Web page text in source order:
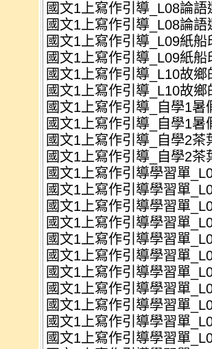
國文1上寫作引導_L08論語
國文1上寫作引導_L08論語
國文1上寫作引導_L09紙船
國文1上寫作引導_L09紙船
國文1上寫作引導_L10故
國文1上寫作引導_L10故
國文1上寫作引導_自學1暑
國文1上寫作引導_自學1暑
國文1上寫作引導_自學2茶
國文1上寫作引導_自學2茶
國文1上寫作引導學習單
國文1上寫作引導學習單
國文1上寫作引導學習單
國文1上寫作引導學習單
國文1上寫作引導學習單
國文1上寫作引導學習單
國文1上寫作引導學習單
國文1上寫作引導學習單
國文1上寫作引導學習單
國文1上寫作引導學習單
國文1上寫作引導學習單